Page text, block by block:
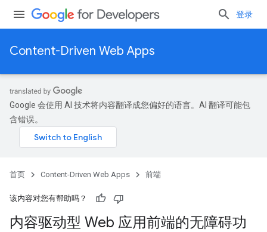
登录
Content-Driven Web Apps
Google 会使用 AI 技术将内容翻译成您偏好的语言。AI 翻译可能包
含错误。
首页 Content-Driven Web Apps 前端
该内容对您有帮助吗？
内容驱动型 Web 应用前端的无障碍功